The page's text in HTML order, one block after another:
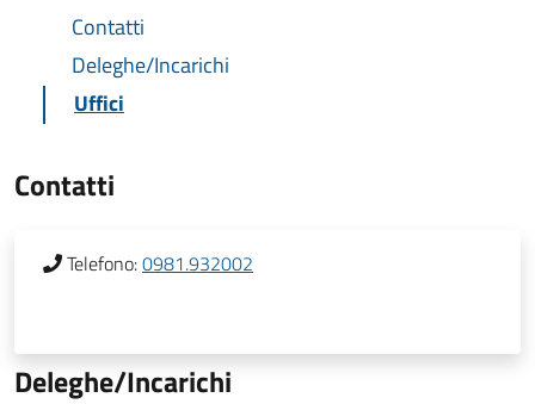
Contatti
Deleghe/Incarichi
Uffici
Contatti
Telefono:0981.932002
Deleghe/Incarichi